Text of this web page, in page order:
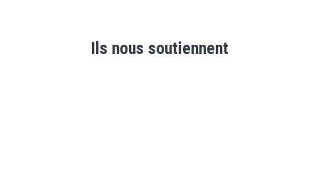
Ils nous soutiennent